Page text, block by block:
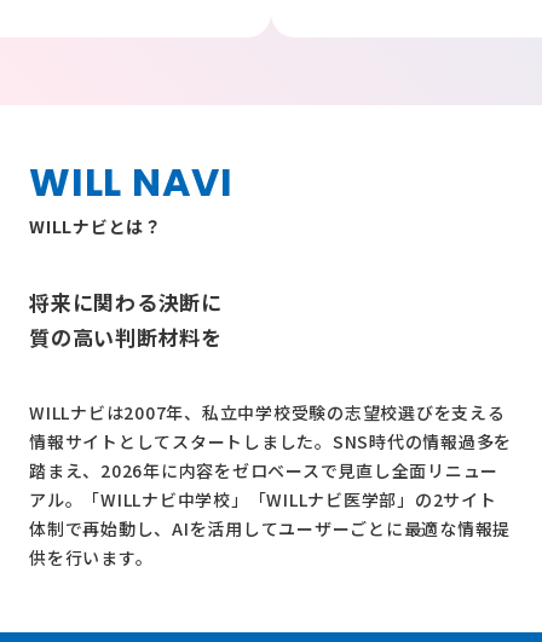
WILL NAVI
WILLナビとは？
将来に関わる決断に
質の高い判断材料を
WILLナビは2007年、私立中学校受験の志望校選びを支える
情報サイトとしてスタートしました。SNS時代の情報過多を
踏まえ、2026年に内容をゼロベースで見直し全面リニュー
アル。
「WILLナビ中学校」 「WILLナビ医学部」 の2サイト
体制で再始動し、AIを活用してユーザーごとに最適な情報提
供を行います。